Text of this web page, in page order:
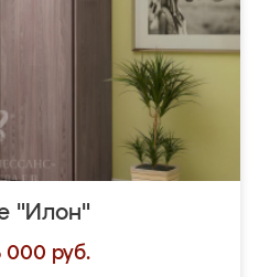
"Илон"
000 руб.